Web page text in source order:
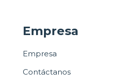
Empresa
Empresa
Contáctanos